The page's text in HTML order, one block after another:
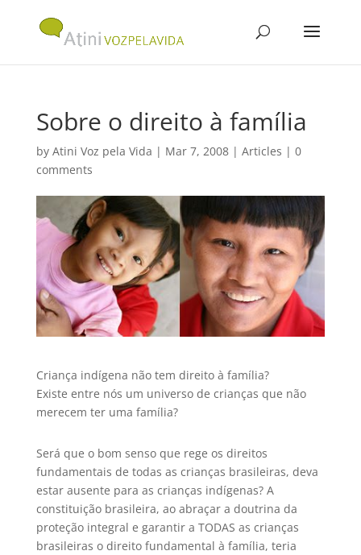
Sobre o direito à família
by Atini Voz pela Vida | Mar 7, 2008| Articles | 0
comments
Criança indígena não tem direito à família?
Existe entre nós um universo de crianças que não
merecem ter uma família?
Será que o bom senso que rege os direitos
fundamentais de todas as crianças brasileiras, deva
estar ausente para as crianças indígenas? A
constituição brasileira, ao abraçar a doutrina da
proteção integral e garantir a TODAS as crianças
brasileiras o direito fundamental à família, teria